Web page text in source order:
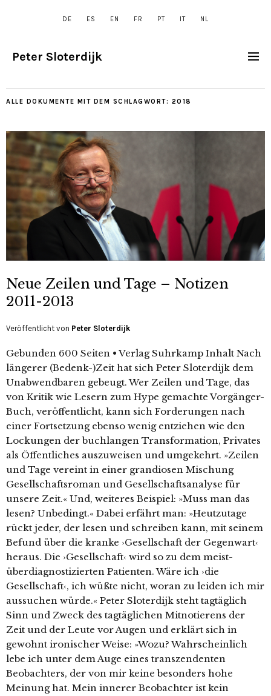
DE ES EN FR PT IT NL
Peter Sloterdijk
ALLE DOKUMENTE MIT DEM SCHLAGWORT: 2018
Neue Zeilen und Tage – Notizen
2011-2013
Veröffentlicht von Peter Sloterdijk
Gebunden 600 Seiten • Verlag Suhrkamp Inhalt Nach
längerer (Bedenk-)Zeit hat sich Peter Sloterdijk dem
Unabwendbaren gebeugt. Wer Zeilen und Tage, das
von Kritik wie Lesern zum Hype gemachte Vorgänger-
Buch, veröffentlicht, kann sich Forderungen nach
einer Fortsetzung ebenso wenig entziehen wie den
Lockungen der buchlangen Transformation, Privates
als Öffentliches auszuweisen und umgekehrt. »Zeilen
und Tage vereint in einer grandiosen Mischung
Gesellschaftsroman und Gesellschaftsanalyse für
unsere Zeit.« Und, weiteres Beispiel: »Muss man das
lesen? Unbedingt.« Dabei erfährt man: »Heutzutage
rückt jeder, der lesen und schreiben kann, mit seinem
Befund über die kranke ›Gesellschaft der Gegenwart‹
heraus. Die ›Gesellschaft‹ wird so zu dem meist-
überdiagnostizierten Patienten. Wäre ich ›die
Gesellschaft‹, ich wüßte nicht, woran zu leiden ich mir
aussuchen würde.« Peter Sloterdijk steht tagtäglich
Sinn und Zweck des tagtäglichen Mitnotierens der
Zeit und der Leute vor Augen und erklärt sich in
gewohnt ironischer Weise: »Wozu? Wahrscheinlich
lebe ich unter dem Auge eines transzendenten
Beobachters, der von mir keine besonders hohe
Meinung hat. Mein innerer Beobachter ist kein